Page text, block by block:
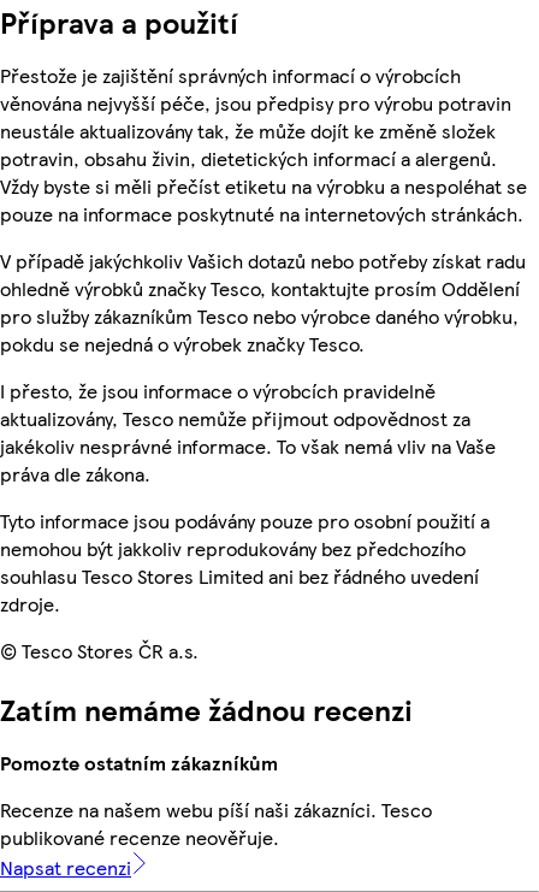
Příprava a použití
Přestože je zajištění správných informací o výrobcích
věnována nejvyšší péče, jsou předpisy pro výrobu potravin
neustále aktualizovány tak, že může dojít ke změně složek
potravin, obsahu živin, dietetických informací a alergenů.
Vždy byste si měli přečíst etiketu na výrobku a nespoléhat se
pouze na informace poskytnuté na internetových stránkách.
V případě jakýchkoliv Vašich dotazů nebo potřeby získat radu
ohledně výrobků značky Tesco, kontaktujte prosím Oddělení
pro služby zákazníkům Tesco nebo výrobce daného výrobku,
pokdu se nejedná o výrobek značky Tesco.
I přesto, že jsou informace o výrobcích pravidelně
aktualizovány, Tesco nemůže přijmout odpovědnost za
jakékoliv nesprávné informace. To však nemá vliv na Vaše
práva dle zákona.
Tyto informace jsou podávány pouze pro osobní použití a
nemohou být jakkoliv reprodukovány bez předchozího
souhlasu Tesco Stores Limited ani bez řádného uvedení
zdroje.
© Tesco Stores ČR a.s.
Zatím nemáme žádnou recenzi
Pomozte ostatním zákazníkům
Recenze na našem webu píší naši zákazníci. Tesco
publikované recenze neověřuje.
Napsat recenzi